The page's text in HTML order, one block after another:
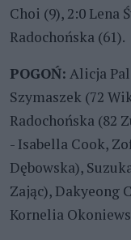
Choi (9), 2:0 Lena
Radochońska (61).
POGOŃ: Alicja
Szymaszek (72
Radochońska (82
- Isabella Cook,
Dębowska),
Zając), Dakyeong
Kornelia